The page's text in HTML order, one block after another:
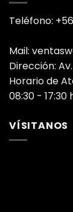
Teléfono:
Mail:
Dirección:
Horario de
08:30 - 17:30
VÍSITANOS